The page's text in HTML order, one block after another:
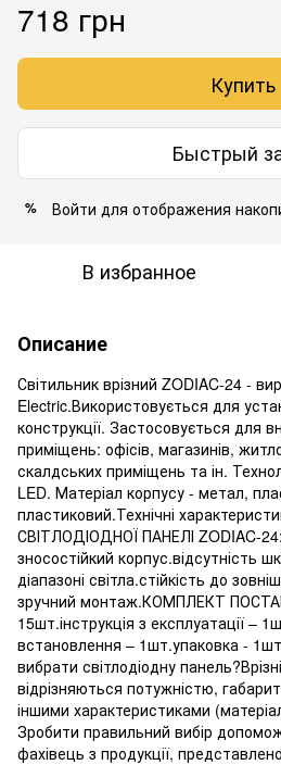
718 грн
Купить
Быстрый
% Войти для отображения
В избранное
Описание
Світильник врізний ZODIAC-24 -
Electric.Використовується для
конструкції. Застосовується для
приміщень: офісів, магазинів,
скалдських приміщень та ін.
LED. Матеріал корпусу - метал,
пластиковий.Технічні
СВІТЛОДІОДНОЇ ПАНЕЛІ ZODIAC-
зносостійкий корпус.відсутність
діапазоні світла.стійкість до
зручний монтаж.КОМПЛЕКТ
15шт.інструкція з експлуатації –
встановлення – 1шт.упаковка -
вибрати світлодіодну
відрізняються потужністю,
іншими характеристиками
Зробити правильний вибір
фахівець з продукції,